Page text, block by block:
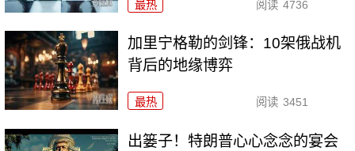
最热 阅读 4736
加里宁格勒的剑锋：10架俄战机
背后的地缘博弈
最热 阅读 3451
出篓子！特朗普心心念念的宴会